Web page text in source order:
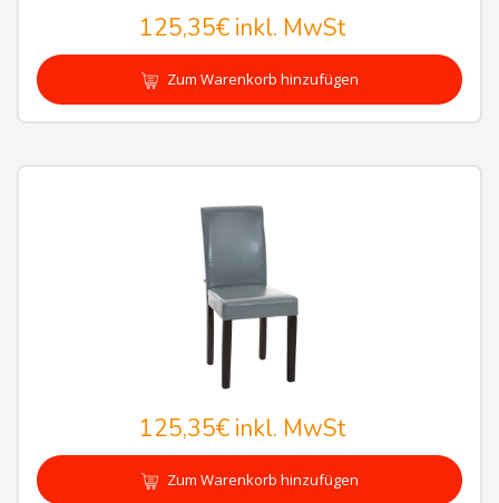
125,35€inkl. MwSt
Zum Warenkorb hinzufügen
125,35€inkl. MwSt
Zum Warenkorb hinzufügen